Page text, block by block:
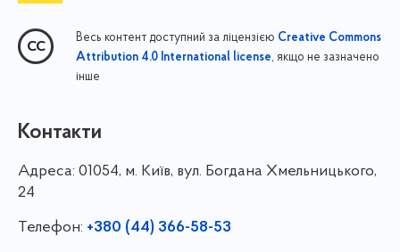
Весь контент доступний за ліцензією Creative Commons
Attribution 4.0 International license, якщо не зазначено
інше
Контакти
Адреса: 01054, м. Київ, вул. Богдана Хмельницького,
24
Телефон: +380 (44) 366-58-53